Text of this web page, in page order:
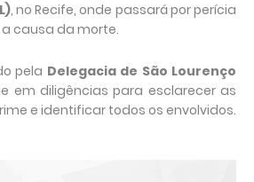
, no Recife, onde passará por perícia
causa da morte.
pela Delegacia de São Lourenço
em diligências para esclarecer as
e identificar todos os envolvidos.